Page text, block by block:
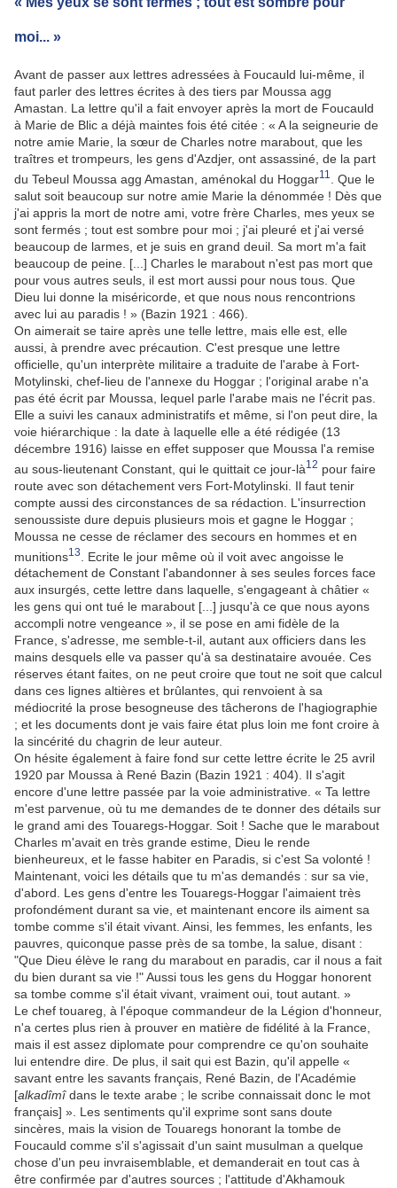
moi... »
Avant de passer aux lettres adressées à Foucauld lui-même, il
faut parler des lettres écrites à des tiers par Moussa agg
Amastan. La lettre qu'il a fait envoyer après la mort de Foucauld
à Marie de Blic a déjà maintes fois été citée : « A la seigneurie de
notre amie Marie, la sœur de Charles notre marabout, que les
traîtres et trompeurs, les gens d'Azdjer, ont assassiné, de la part
du Tebeul Moussa agg Amastan, aménokal du Hoggar11
. Que le
salut soit beaucoup sur notre amie Marie la dénommée ! Dès que
j'ai appris la mort de notre ami, votre frère Charles, mes yeux se
sont fermés ; tout est sombre pour moi ; j'ai pleuré et j'ai versé
beaucoup de larmes, et je suis en grand deuil. Sa mort m'a fait
beaucoup de peine. [...] Charles le marabout n'est pas mort que
pour vous autres seuls, il est mort aussi pour nous tous. Que
Dieu lui donne la miséricorde, et que nous nous rencontrions
avec lui au paradis ! » (Bazin 1921 : 466).
On aimerait se taire après une telle lettre, mais elle est, elle
aussi, à prendre avec précaution. C'est presque une lettre
officielle, qu'un interprète militaire a traduite de l'arabe à Fort-
Motylinski, chef-lieu de l'annexe du Hoggar ; l'original arabe n'a
pas été écrit par Moussa, lequel parle l'arabe mais ne l'écrit pas.
Elle a suivi les canaux administratifs et même, si l'on peut dire, la
voie hiérarchique : la date à laquelle elle a été rédigée (13
décembre 1916) laisse en effet supposer que Moussa l'a remise
au sous-lieutenant Constant, qui le quittait ce jour-là12 pour faire
route avec son détachement vers Fort-Motylinski. Il faut tenir
compte aussi des circonstances de sa rédaction. L'insurrection
senoussiste dure depuis plusieurs mois et gagne le Hoggar ;
Moussa ne cesse de réclamer des secours en hommes et en
munitions13
. Ecrite le jour même où il voit avec angoisse le
détachement de Constant l'abandonner à ses seules forces face
aux insurgés, cette lettre dans laquelle, s'engageant à châtier «
les gens qui ont tué le marabout [...] jusqu'à ce que nous ayons
accompli notre vengeance », il se pose en ami fidèle de la
France, s'adresse, me semble-t-il, autant aux officiers dans les
mains desquels elle va passer qu'à sa destinataire avouée. Ces
réserves étant faites, on ne peut croire que tout ne soit que calcul
dans ces lignes altières et brûlantes, qui renvoient à sa
médiocrité la prose besogneuse des tâcherons de l'hagiographie
; et les documents dont je vais faire état plus loin me font croire à
la sincérité du chagrin de leur auteur.
On hésite également à faire fond sur cette lettre écrite le 25 avril
1920 par Moussa à René Bazin (Bazin 1921 : 404). Il s'agit
encore d'une lettre passée par la voie administrative. « Ta lettre
m'est parvenue, où tu me demandes de te donner des détails sur
le grand ami des Touaregs-Hoggar. Soit ! Sache que le marabout
Charles m'avait en très grande estime, Dieu le rende
bienheureux, et le fasse habiter en Paradis, si c'est Sa volonté !
Maintenant, voici les détails que tu m'as demandés : sur sa vie,
d'abord. Les gens d'entre les Touaregs-Hoggar l'aimaient très
profondément durant sa vie, et maintenant encore ils aiment sa
tombe comme s'il était vivant. Ainsi, les femmes, les enfants, les
pauvres, quiconque passe près de sa tombe, la salue, disant :
"Que Dieu élève le rang du marabout en paradis, car il nous a fait
du bien durant sa vie !" Aussi tous les gens du Hoggar honorent
sa tombe comme s'il était vivant, vraiment oui, tout autant. »
Le chef touareg, à l'époque commandeur de la Légion d'honneur,
n'a certes plus rien à prouver en matière de fidélité à la France,
mais il est assez diplomate pour comprendre ce qu'on souhaite
lui entendre dire. De plus, il sait qui est Bazin, qu'il appelle «
savant entre les savants français, René Bazin, de l'Académie
[alkadîmîdans le texte arabe ; le scribe connaissait donc le mot
français] ». Les sentiments qu'il exprime sont sans doute
sincères, mais la vision de Touaregs honorant la tombe de
Foucauld comme s'il s'agissait d'un saint musulman a quelque
chose d'un peu invraisemblable, et demanderait en tout cas à
être confirmée par d'autres sources ; l'attitude d'Akhamouk